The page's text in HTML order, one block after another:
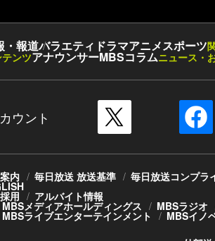
・報道バラエティ ドラマアニメスポーツ
ンツアナウンサーMBSコラムニュース・
ウント
内 毎日放送 放送基準 毎日放送コンプラ
用 アルバイト情報
MBSメディアホールディングス MBSラジオ
MBSライブエンターテインメント
MBSイノ